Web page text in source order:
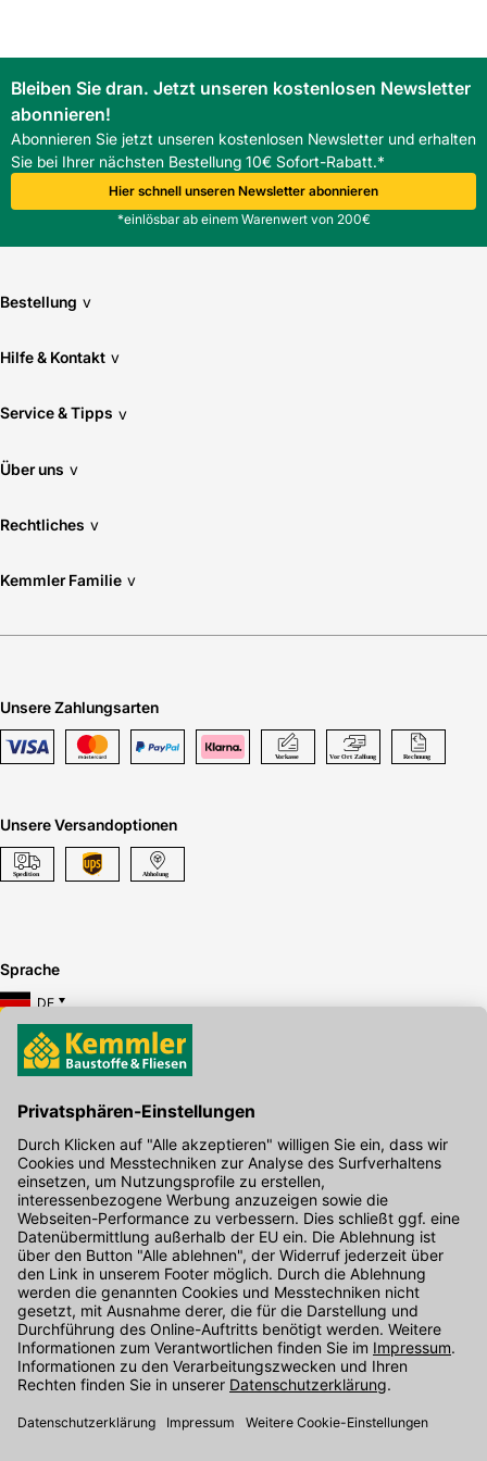
Der Bedarf beträgt ca. 10 Stück pro m².
Welche Dachneigungen sind geeignet?
Der Stein ist für eine Regeldachneigung von 25° und eine
Mindestneigung von 10° geeignet.
Welche Vorteile bieten Seitenfalz und Fußverrippung?
Schlagregen- und Winddichtigkeit und erhöhen die
Montageabsicherung.
Bleiben Sie dran. Jetzt unseren kostenlosen Newsletter
abonnieren!
Abonnieren Sie jetzt unseren kostenlosen Newsletter und erhalten
Sie bei Ihrer nächsten Bestellung 10€ Sofort-Rabatt.*
Hier schnell unseren Newsletter abonnieren
*einlösbar ab einem Warenwert von 200€
Bestellung v
Hilfe & Kontakt v
Service & Tipps v
Über uns v
Rechtliches v
Kemmler Familie v
Unsere Zahlungsarten
Unsere Versandoptionen
Sprache
DE
Hier gibt's die kostenlose App
Kontakt
Unser Onlineshop Team ist montags bis freitags von 08:00 - 17:00
Uhr unter der Telefonnummer07071 / 151-151für Sie erreichbar.
Alternativ können Sie unser Kontaktformular nutzen.
Den Kontakt direkt in unsere Niederlassungen finden Sie